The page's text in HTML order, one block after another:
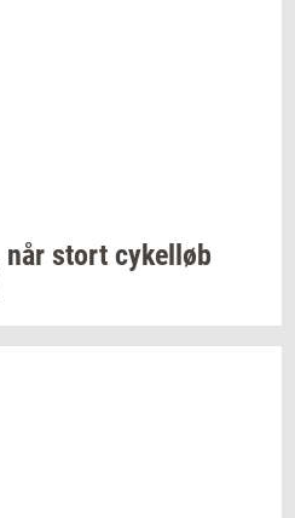
når stort cy­kel­løb